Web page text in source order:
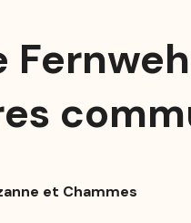
et Chammes